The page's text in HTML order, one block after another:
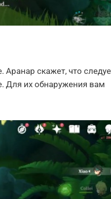
скажет, что
Для их обнаружения вам